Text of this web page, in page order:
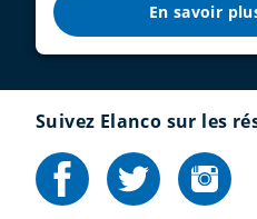
En savoir
Suivez Elanco sur les